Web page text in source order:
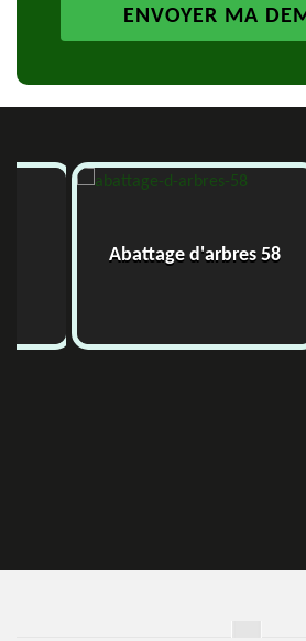
Abattage d'arbres 58